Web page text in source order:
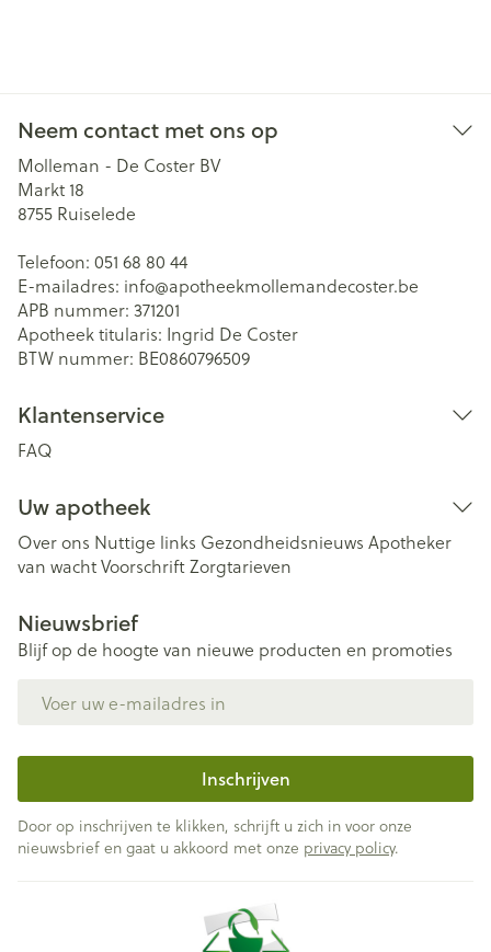
Neem contact met ons op
Molleman - De Coster BV
Markt 18
8755 Ruiselede
Telefoon: 051 68 80 44
E-mailadres: info@apotheekmollemandecoster.be
APB nummer: 371201
Apotheek titularis: Ingrid De Coster
BTW nummer: BE0860796509
Klantenservice
FAQ
Uw apotheek
Over ons Nuttige links Gezondheidsnieuws Apotheker
van wachtVoorschriftZorgtarieven
Nieuwsbrief
Blijf op de hoogte van nieuwe producten en promoties
Inschrijven
Door op inschrijven te klikken, schrijft u zich in voor onze
nieuwsbrief en gaat u akkoord met onze privacy policy.